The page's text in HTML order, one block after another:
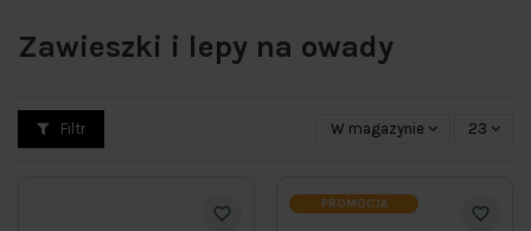
Zawieszki i lepy na owady
Filtr W magazynie 23
PROMOCJA